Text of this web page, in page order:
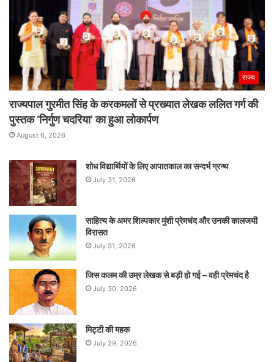
राज्य
राज्यपाल गुरमीत सिंह के करकमलों से प्रख्यात लेखक ललित गर्ग की
पुस्तक ‘निर्गुण चदरिया’ का हुआ लोकार्पण
August 6, 2026
शोध विद्यार्थियों के लिए आपातकाल का सन्दर्भ ग्रन्थ
July 31, 2026
साहित्य के अमर शिल्पकार मुंशी प्रेमचंद और उनकी कालजयी
विरासत
July 31, 2026
जिस कलम की उम्र लेखक से बड़ी हो गई – वही प्रेमचंद है
July 30, 2026
मिट्टी की महक
July 29, 2026